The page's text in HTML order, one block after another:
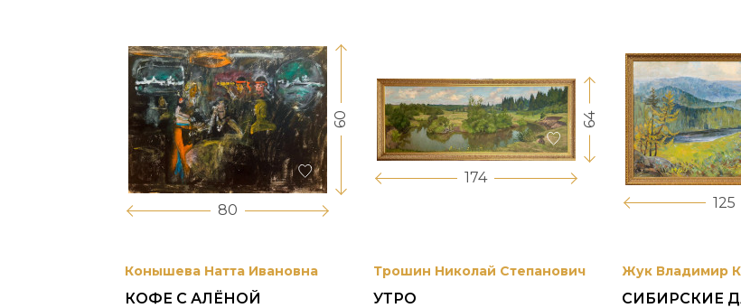
80
60
Конышева Натта Ивановна
КОФЕ С АЛЁНОЙ
174
64
Трошин Николай Степанович
УТРО
125
Жук Владимир
СИБИРСКИЕ